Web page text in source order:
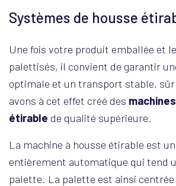
Systèmes de housse
Une fois votre produit emballée et
palettisés, il convient de garantir
optimale et un transport stable,
avons à cet effet créé des
étirable de qualité supérieure.
La machine à housse étirable est
entièrement automatique qui tend
palette. La palette est ainsi centrée